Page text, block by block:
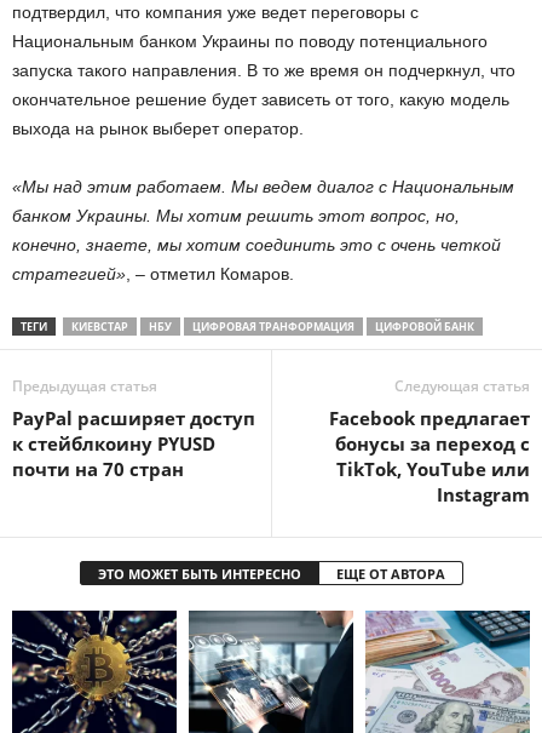
подтвердил, что компания уже ведет переговоры с
Национальным банком Украины по поводу потенциального
запуска такого направления. В то же время он подчеркнул, что
окончательное решение будет зависеть от того, какую модель
выхода на рынок выберет оператор.
«Мы над этим работаем. Мы ведем диалог с Национальным
банком Украины. Мы хотим решить этот вопрос, но,
конечно, знаете, мы хотим соединить это с очень четкой
стратегией» , – отметил Комаров.
ТЕГИ КИЕВСТАР НБУ ЦИФРОВАЯ ТРАНФОРМАЦИЯ ЦИФРОВОЙ БАНК
Предыдущая статья
PayPal расширяет доступ
к стейблкоину PYUSD
почти на 70 стран
Следующая статья
Facebook предлагает
бонусы за переход с
TikTok, YouTube или
Instagram
ЭТО МОЖЕТ БЫТЬ ИНТЕРЕСНО ЕЩЕ ОТ АВТОРА